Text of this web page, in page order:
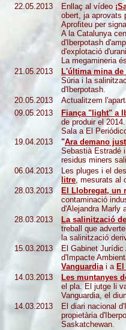
22.05.2013 Enllaç al vídeo
obert, ja aprovats
Aprofiteu per
A la Catalunya
d'Iberpotash
d'explotació
La megamineria
21.05.2013
L'última mina de
Súria i la
d'Iberpotash.
20.05.2013
Actualitzem
09.05.2013
Fiança "light" a
de produir el
Sala a El
19.04.2013
"Ara demano
Sebastià Estradé
residus miners
06.04.2013
Les pluges i el
litre, mesurats al
28.03.2013
El Llobregat, un
contaminació
d'Alejandra Marly
28.03.2013
La salinització
treball que
la salinització
15.03.2013
El Gabinet
d'Impacte
Vanguardiai a
14.03.2013
Les muntanyes
el pla. El jutge li
Vanguardia, el
14.03.2013
El diari nacional
propietària
Saskatchewan.